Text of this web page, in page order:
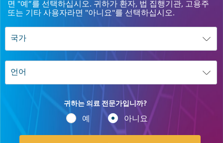
면 "예”를 선택하십시오. 귀하가 환자, 법 집행기관, 고용주
또는 기타 사용자라면 "아니요"를 선택하십시오.
귀하는 의료 전문가입니까?
예 아니요